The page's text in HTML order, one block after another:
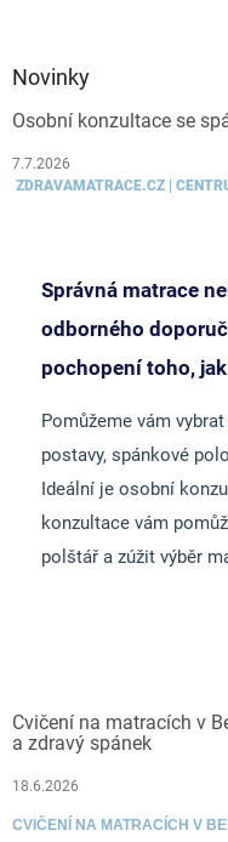
Novinky
Osobní konzultace se
7.7.2026
ZDRAVAMATRACE.CZ |
Správná matrace
odborného
pochopení toho,
Pomůžeme vám
postavy, spánkové
Ideální je osobní
konzultace vám
polštář a zúžit výběr
Cvičení na matracích v
a zdravý spánek
18.6.2026
CVIČENÍ NA MATRACÍCH V